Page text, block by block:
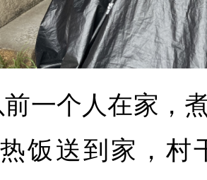
前一个人在家，
饭送到家，村